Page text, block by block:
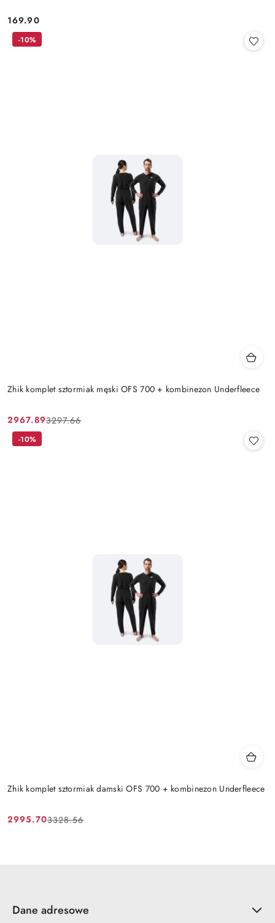
Cena:
169.90
Zhik komplet sztormiak męski OFS 700 + kombinezon Underfleece
Cena
promocyjna:
2967.89
Cena
przed
3297.66
-10%
Zhik komplet sztormiak damski OFS 700 + kombinezon Underfleece
Cena
2995.70
Cena
3328.56
-10%
Dane adresowe